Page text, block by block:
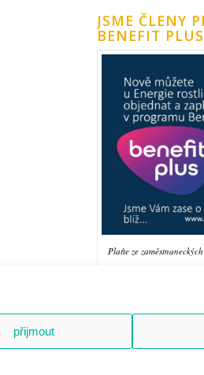
přijmout
JSME ČLENY
BENEFIT
Plaťte ze